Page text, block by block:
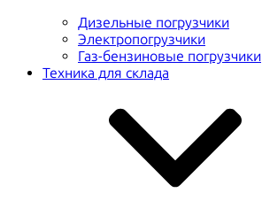
Дизельные погрузчики
Электропогрузчики
Газ-бензиновые погрузчики
Техника для склада